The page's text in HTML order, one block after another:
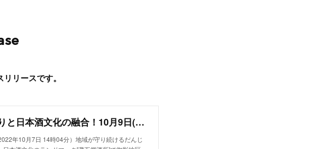
リースです。
地域が守り続けるだんじりと日本酒文化の融合！10月9日(日)、日本酒文化のランドマーク「灘五郷酒所」で御影地区のだんじりが鳴り舞い、伝統文化の共演を盛り上げます。
年10月7日 14時04分）地域が守り続けるだんじ